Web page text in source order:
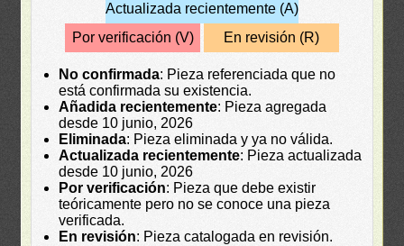
Actualizada recientemente (A)
Por verificación (V)
En revisión (R)
No confirmada: Pieza referenciada que no
está confirmada su existencia.
Añadida recientemente: Pieza agregada
desde 10 junio, 2026
Eliminada: Pieza eliminada y ya no válida.
Actualizada recientemente: Pieza actualizada
desde 10 junio, 2026
Por verificación: Pieza que debe existir
teóricamente pero no se conoce una pieza
verificada.
En revisión: Pieza catalogada en revisión.